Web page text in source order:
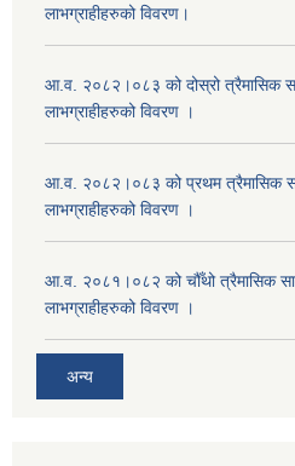
लाभग्राहीहरुको विवरण।
आ.व. २०८२।०८३ को दोस्रो त्रैमासिक
लाभग्राहीहरुको विवरण ।
आ.व. २०८२।०८३ को प्रथम त्रैमासिक
लाभग्राहीहरुको विवरण ।
आ.व. २०८१।०८२ को चौँथो त्रैमासिक
लाभग्राहीहरुको विवरण ।
अन्य